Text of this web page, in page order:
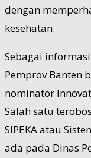
dengan
kesehatan.
Sebagai
Pemprov Banten
nominator
Salah satu
SIPEKA atau
ada pada Dinas